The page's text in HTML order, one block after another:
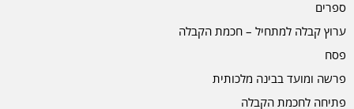
ספרים
ערוץ קבלה למתחיל – חכמת הקבלה
פסח
פרשה ומועד בבינה מלכותית
פתיחה לחכמת הקבלה